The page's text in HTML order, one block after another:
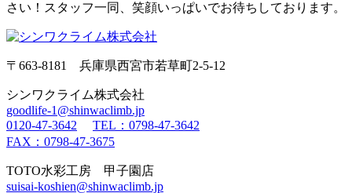
さい！スタッフ一同、笑顔いっぱいでお待ちしております。
〒663-8181 兵庫県西宮市若草町2-5-12
シンワクライム株式会社
goodlife-1@shinwaclimb.jp
0120-47-3642
TEL：0798-47-3642
FAX：0798-47-3675
TOTO水彩工房 甲子園店
suisai-koshien@shinwaclimb.jp